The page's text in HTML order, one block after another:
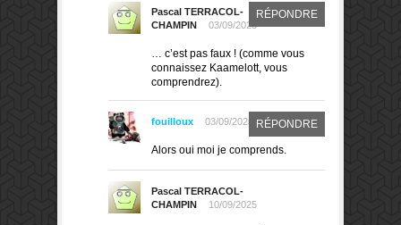
Pascal TERRACOL-
CHAMPIN
03/09/2025
RÉPONDRE
… c’est pas faux ! (comme vous
connaissez Kaamelott, vous
comprendrez).
fouilloux 03/09/2025 RÉPONDRE
Alors oui moi je comprends.
Pascal TERRACOL-
CHAMPIN
10/09/2025